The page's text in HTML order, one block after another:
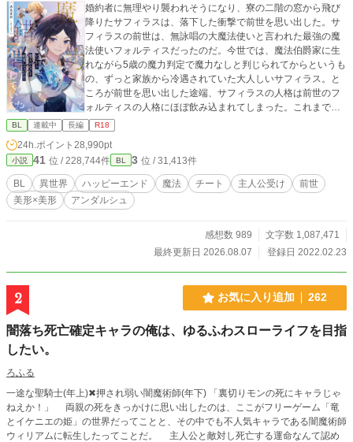
婚約者に無理やり襲われそうになり、寮の二階の窓から飛び
降りたサフィラスは、落下した衝撃で前世を思い出した。サ
フィラスの前世は、無詠唱の大魔法使いと言われた最強の魔
法使いフォルティスだったのだ。今世では、魔法伯爵家に生
れながら5歳の魔力判定で魔力なしと判じられてからというも
の、ずっと家族から冷遇されていた大人しいサフィラス。と
ころが前世を思い出した途端、サフィラスの人格は前世のフ
ォルティスの人格にほぼ飲み込まれてしまった。これまでの
可哀想なサフィラスよ、さようなら。これからは我慢も自重
もしない。転生する前に、女神から与えられた強運という祝
福と無敵の魔法で、これまで虐げられてきたサフィラスは人
生を謳歌することを決意する！主人公が1ミリもピンチに陥ら
ないお気楽な話です。恋愛＆ラブHは物語後半に予定。
BL 連載中 長編 R18
24h.ポイント 28,990pt
小説 41 位 / 228,744件 BL 3 位 / 31,413件
BL 異世界 ハッピーエンド 魔法 チート 主人公受け
前世
美形×美形
アンダルシュ
感想数 989
文字数 1,087,471
最終更新日 2026.08.07
登録日 2022.02.23
2 お気に入り追加 262
闇落ち死亡確定キャラの俺は、ゆるふわスローライフを目指
したい。
ろふる
一途な聖騎士(年上)✖︎押され弱い闇魔術師(年下) 「裏切りモンの死にキャラじゃ
ねえか！」 両親の死をきっかけに思い出したのは、ここがフリーゲーム「竜
とイケニエの姫」の世界だってことと、その中でも不人気キャラである闇魔術師
ウィリアムに転生したってことだ。 主人公と敵対し死亡する運命なんて認め